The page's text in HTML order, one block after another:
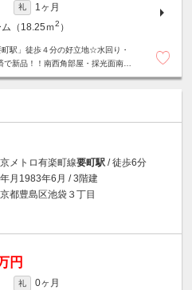
礼
1ヶ月
（18.25ｍ2 ）
駅」徒歩４分の好立地☆水回り・
新品！！南西角部屋・採光面南側
メトロ有楽町線要町駅 / 徒歩6分
月1983年6月 / 3階建
都豊島区池袋３丁目
円
礼 0ヶ月